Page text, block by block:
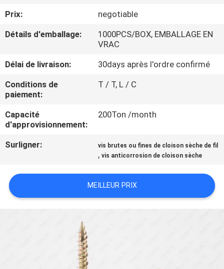
CONTRÔLE
DE
CONTACTEZ-
NOUS
NOUVELLES
CITATION
Prix:
negotiable
Détails d'emballage:
1000PCS/BOX, EMBALLAGE EN
VRAC
Délai de livraison:
30days après l'ordre confirmé
Conditions de
paiement:
T / T, L / C
Capacité
d'approvisionnement:
200Ton /month
Surligner: vis brutes ou fines de cloison sèche de fil
,vis anticorrosion de cloison sèche
MEILLEUR PRIX